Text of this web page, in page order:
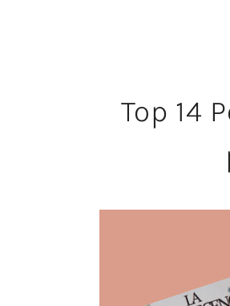
Top 14